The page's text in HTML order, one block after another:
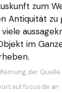
zum
Antiquität zu
im
der Quelle
auf focus.de an